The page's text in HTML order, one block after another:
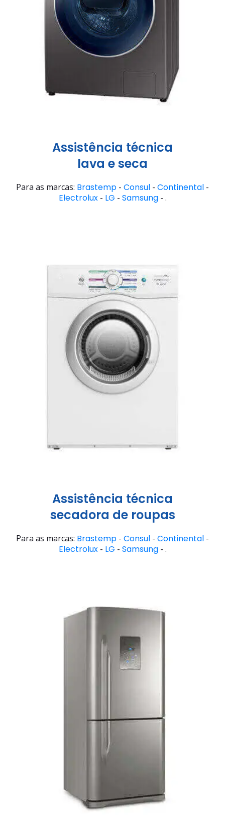
Assistência técnica
lava e seca
Para as marcas: Brastemp - Consul - Continental -
Electrolux- LG - Samsung- .
Assistência técnica
secadora de roupas
Para as marcas: Brastemp - Consul - Continental -
Electrolux- LG - Samsung- .